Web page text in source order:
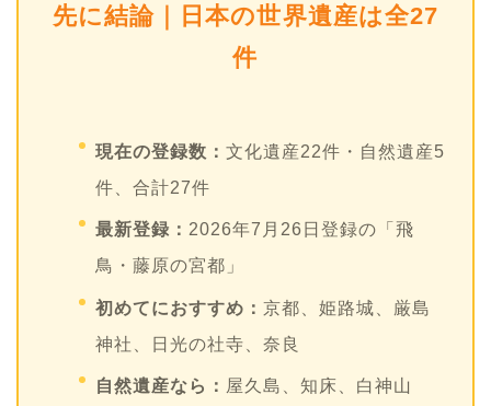
先に結論｜日本の世界遺産は全27
件
現在の登録数： 文化遺産22件・自然遺産5
件、合計27件
最新登録： 2026年7月26日登録の「飛
鳥・藤原の宮都」
初めてにおすすめ： 京都、姫路城、厳島
神社、日光の社寺、奈良
自然遺産なら： 屋久島、知床、白神山